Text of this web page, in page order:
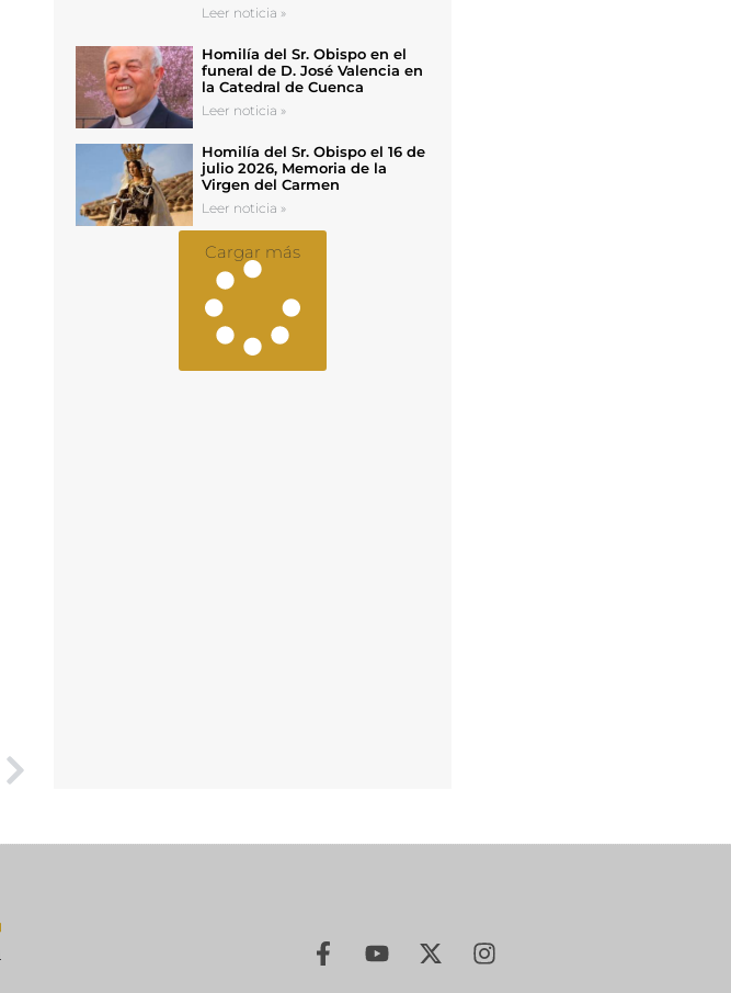
Leer noticia »
Homilía del Sr. Obispo en el
funeral de D. José Valencia en
la Catedral de Cuenca
Leer noticia »
Homilía del Sr. Obispo el 16 de
julio 2026, Memoria de la
Virgen del Carmen
Leer noticia »
Cargar más